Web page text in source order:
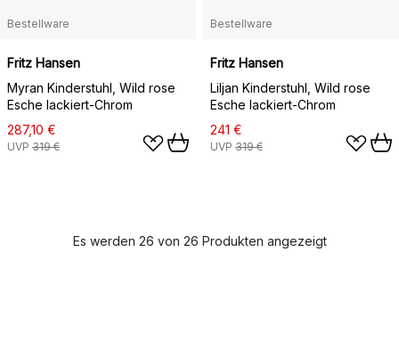
Bestellware
Fritz Hansen
Myran Kinderstuhl, Wild rose
Esche lackiert-Chrom
287,10 €
UVP 319 €
Bestellware
Fritz Hansen
Liljan Kinderstuhl, Wild rose
Esche lackiert-Chrom
241 €
UVP 319 €
Es werden 26 von 26 Produkten angezeigt